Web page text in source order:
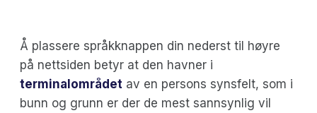
Å plassere språkknappen din nederst til høyre
på nettsiden betyr at den havner i
terminalområdet av en persons synsfelt, som i
bunn og grunn er der de mest sannsynlig vil